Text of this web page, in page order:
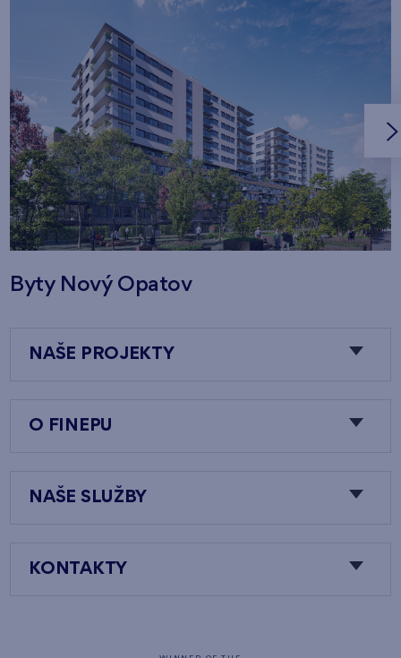
Byty Nový Opatov
NAŠE PROJEKTY
O FINEPU
NAŠE SLUŽBY
KONTAKTY